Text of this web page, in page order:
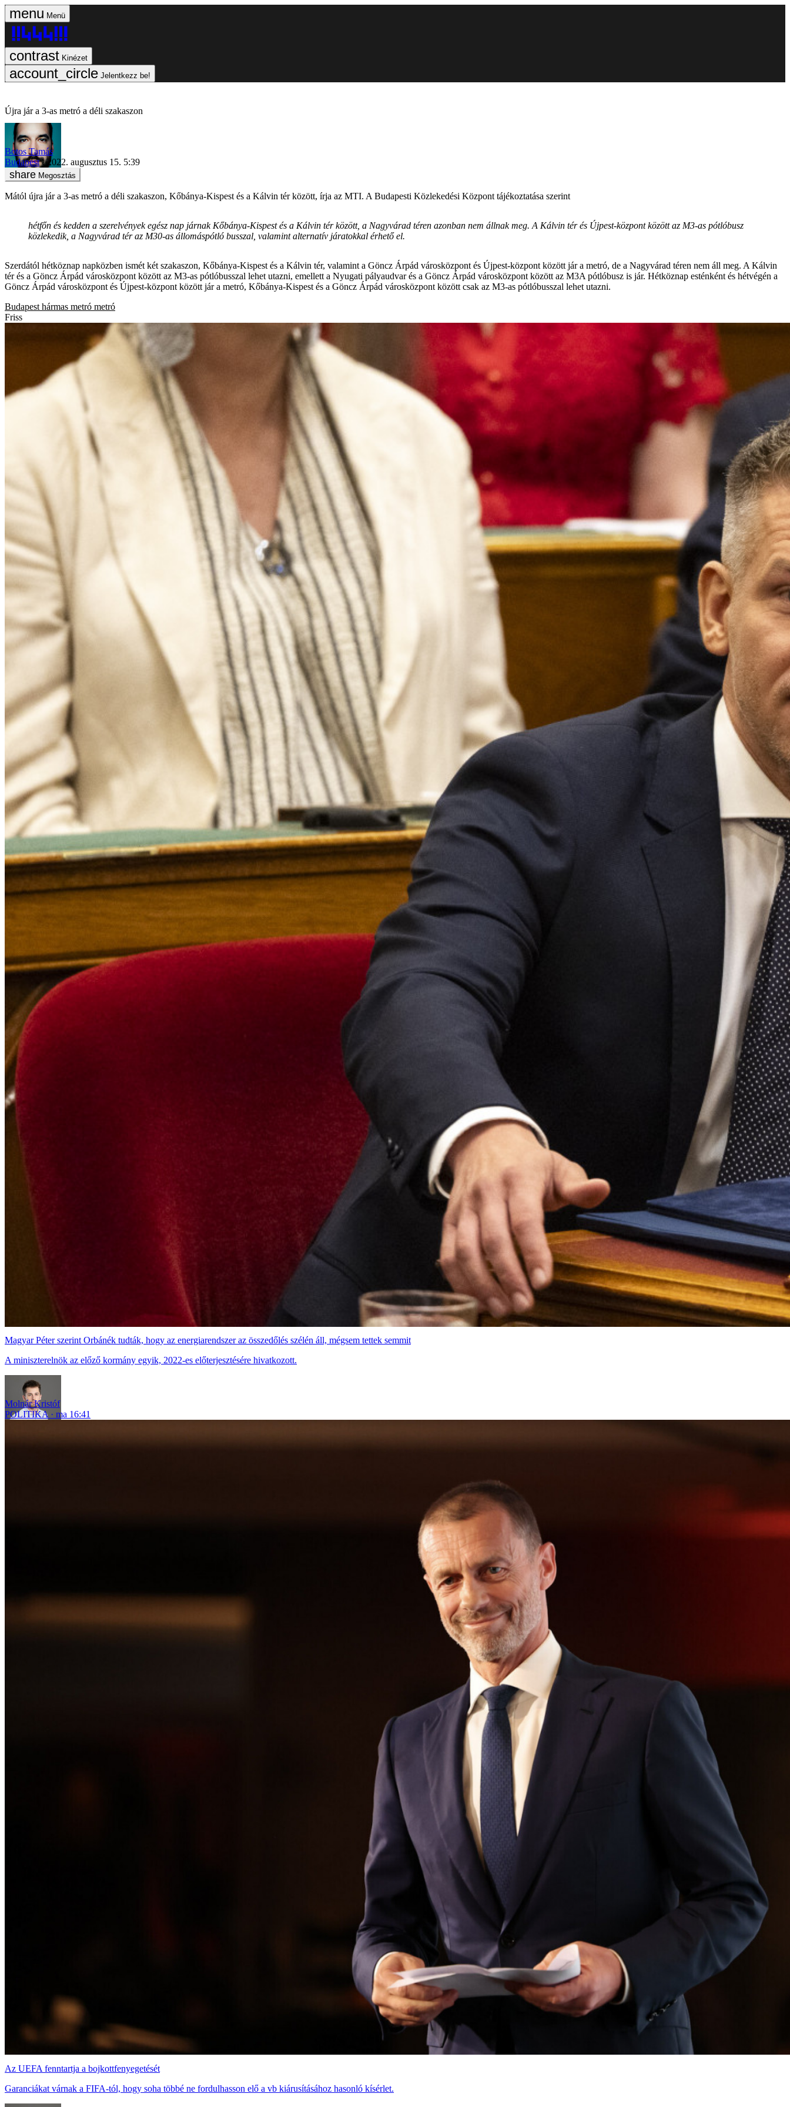
Menü
Kinézet
Jelentkezz be!
Újra jár a 3-as metró a déli szakaszon
Botos Tamás
Budapest
2022. augusztus 15. 5:39
Megosztás
Mától újra jár a 3-as metró a déli szakaszon, Kőbánya-Kispest és a Kálvin tér között, írja az MTI. A Budapesti Közlekedési Központ tájékoztatása szerint
hétfőn és kedden a szerelvények egész nap járnak Kőbánya-Kispest és a Kálvin tér között, a Nagyvárad téren azonban nem állnak meg. A Kálvin tér és Újpest-központ között az M3-as pótlóbusz
közlekedik, a Nagyvárad tér az M30-as állomáspótló busszal, valamint alternatív járatokkal érhető el.
Szerdától hétköznap napközben ismét két szakaszon, Kőbánya-Kispest és a Kálvin tér, valamint a Göncz Árpád városközpont és Újpest-központ között jár a metró, de a Nagyvárad téren nem áll meg. A Kálvin
tér és a Göncz Árpád városközpont között az M3-as pótlóbusszal lehet utazni, emellett a Nyugati pályaudvar és a Göncz Árpád városközpont között az M3A pótlóbusz is jár. Hétköznap esténként és hétvégén a
Göncz Árpád városközpont és Újpest-központ között jár a metró, Kőbánya-Kispest és a Göncz Árpád városközpont között csak az M3-as pótlóbusszal lehet utazni.
Budapest hármas metró metró
Friss
Magyar Péter szerint Orbánék tudták, hogy az energiarendszer az összedőlés szélén áll, mégsem tettek semmit
A miniszterelnök az előző kormány egyik, 2022-es előterjesztésére hivatkozott.
Molnár Kristóf
POLITIKA
ma 16:41
Az UEFA fenntartja a bojkottfenyegetését
Garanciákat várnak a FIFA-tól, hogy soha többé ne fordulhasson elő a vb kiárusításához hasonló kísérlet.